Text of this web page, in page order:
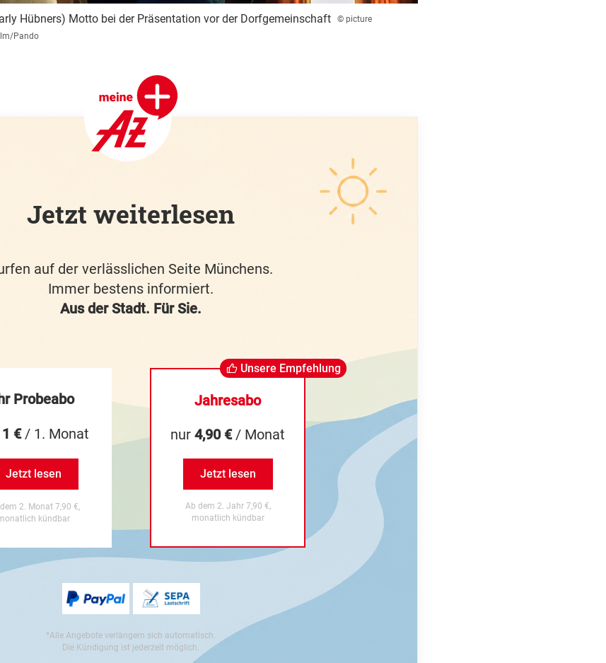
Hübners) Motto bei der Präsentation vor der Dorfgemeinschaft
© picture
Pando
Jetzt weiterlesen
auf der verlässlichen Seite Münchens.
Immer bestens informiert.
Aus der Stadt. Für Sie.
Probeabo
1 €/ 1. Monat
Jetzt lesen
2. Monat 7,90 €,
kündbar
Unsere Empfehlung
Jahresabo
nur4,90 €/ Monat
Jetzt lesen
Ab dem 2. Jahr 7,90 €,
monatlich kündbar
*Alle Angebote verlängern sich automatisch.
Die Kündigung ist jederzeit möglich.